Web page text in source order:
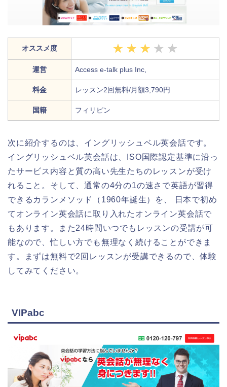
オススメ度
運営 Access e-talk plus Inc,
料金 レッスン2回無料/月額3,790円
国籍 フィリピン
次に紹介するのは、イングリッシュベル英会話です。
イングリッシュベル英会話は、ISO国際認定基準に沿っ
たサービス内容と質の高い先生たちのレッスンが受け
れること。そして、通常の4分の1の速さで英語が習得
できるカランメソッド（1960年誕生）を、 日本で初め
てオンライン英会話に取り入れたオンライン英会話で
もあります。また24時間いつでもレッスンの受講が可
能なので、忙しい方でも無理なく続けることができま
す。まずは無料で2回レッスンが受講できるので、体験
してみてください。
VIPabc